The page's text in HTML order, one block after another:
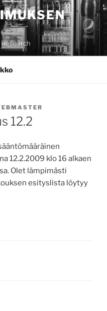
12.2
12.2.2009 klo 16 alkaen
Olet lämpimästi
esityslista löytyy